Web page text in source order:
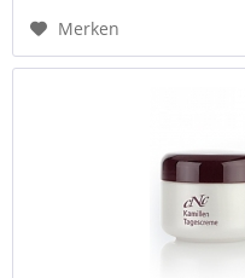
Merken